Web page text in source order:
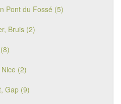
Pont du Fossé (5)
Bruis (2)
(2)
Gap (9)